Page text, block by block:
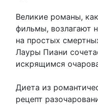
Великие романы,
фильмы, возлагают
на простых
Лауры Пиани
искрящимся
Диета из
рецепт